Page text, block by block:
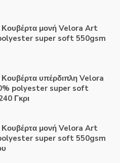
μονή Velora Art
super soft 550gsm
υπέρδιπλη Velora
polyester super soft
Γκρι
μονή Velora Art
super soft 550gsm